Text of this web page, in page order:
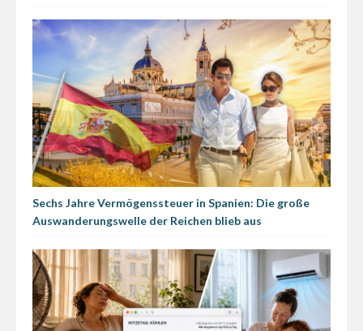
Sechs Jahre Vermögenssteuer in Spanien: Die große
Auswanderungswelle der Reichen blieb aus